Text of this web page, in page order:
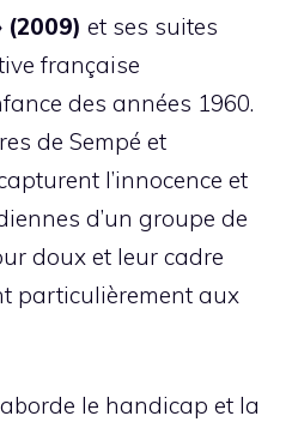
(2009) et ses suites
française
des années 1960.
de Sempé et
l’innocence et
d’un groupe de
doux et leur cadre
particulièrement aux
aborde le handicap et la